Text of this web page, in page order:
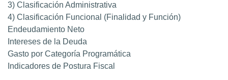
3) Clasificación Administrativa
4) Clasificación Funcional (Finalidad y Función)
Endeudamiento Neto
Intereses de la Deuda
Gasto por Categoría Programática
Indicadores de Postura Fiscal